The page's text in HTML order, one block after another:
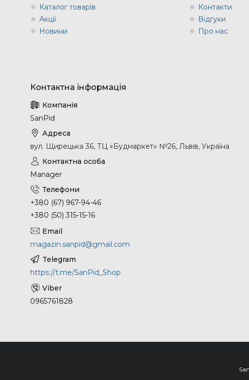
Каталог товарів
Акції
Новини
Контакти
Відгуки
Про нас
SanPid
вул. Щирецька 36, ТЦ «Будмаркет» №26, Львів, Україна
Manager
+380 (67) 967-94-46
+380 (50) 315-15-16
magazin.sanpid@gmail.com
https://t.me/SanPid_Shop
0965761828